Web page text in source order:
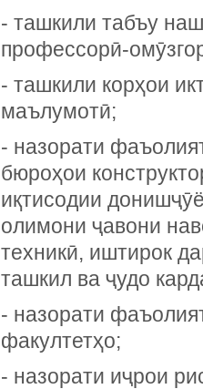
- ташкили табъу
профессорӣ-
- ташкили корҳои
маълумотӣ;
- назорати
бюроҳои
иқтисодии
олимони ҷавони
техникӣ, иштирок
ташкил ва ҷудо
- назорати
факултетҳо;
- назорати иҷрои